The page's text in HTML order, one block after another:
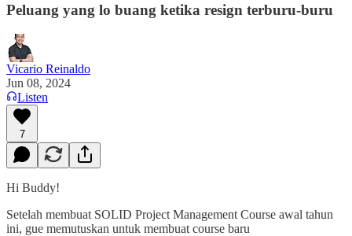
Peluang yang lo buang ketika resign terburu-buru
Vicario Reinaldo
Jun 08, 2024
Listen
7
Hi Buddy!
Setelah membuat SOLID Project Management Course awal tahun
ini, gue memutuskan untuk membuat course baru